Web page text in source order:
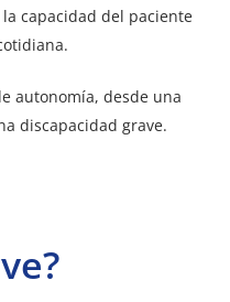
capacidad del paciente
autonomía, desde una
discapacidad grave.